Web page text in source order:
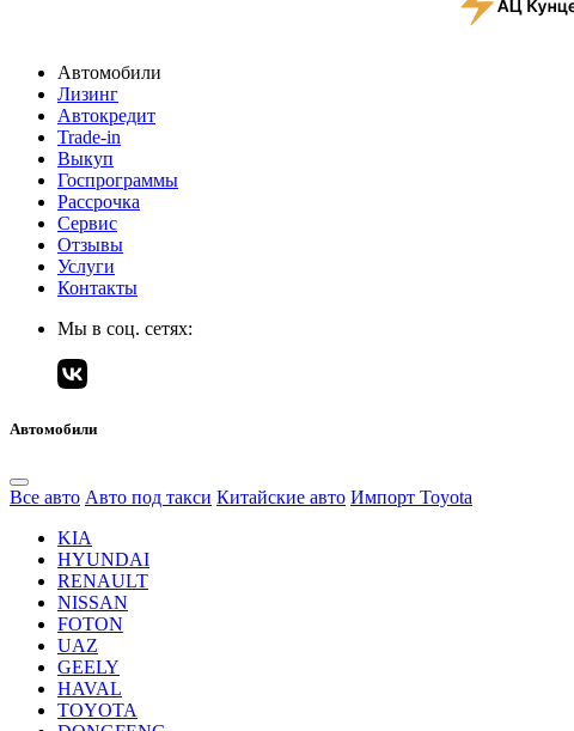
Автомобили
Лизинг
Автокредит
Trade-in
Выкуп
Госпрограммы
Рассрочка
Сервис
Отзывы
Услуги
Контакты
Мы в соц. сетях:
Автомобили
Все авто Авто под такси Китайские авто Импорт Toyota
KIA
HYUNDAI
RENAULT
NISSAN
FOTON
UAZ
GEELY
HAVAL
TOYOTA